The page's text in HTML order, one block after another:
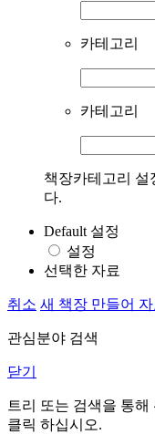
카테고리
카테고리
책장카테고리 설
다.
Default 설정
설정
선택한 자료
취소 새 책장 만들어 자
관심분야 검색
닫기
트리 또는 검색을 통
클릭 하십시오.